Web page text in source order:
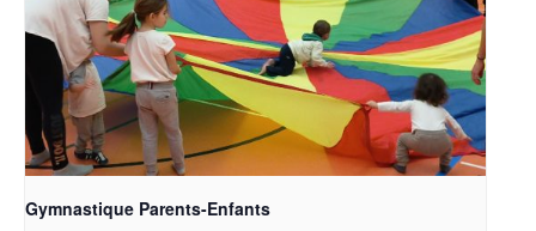
Gymnastique Parents-Enfants